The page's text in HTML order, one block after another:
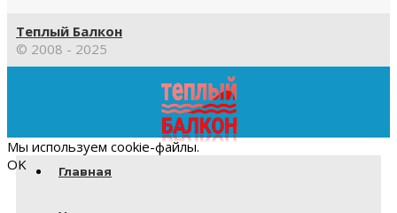
Теплый Балкон
© 2008 - 2025
Главная
Мы используем cookie-файлы.
OK